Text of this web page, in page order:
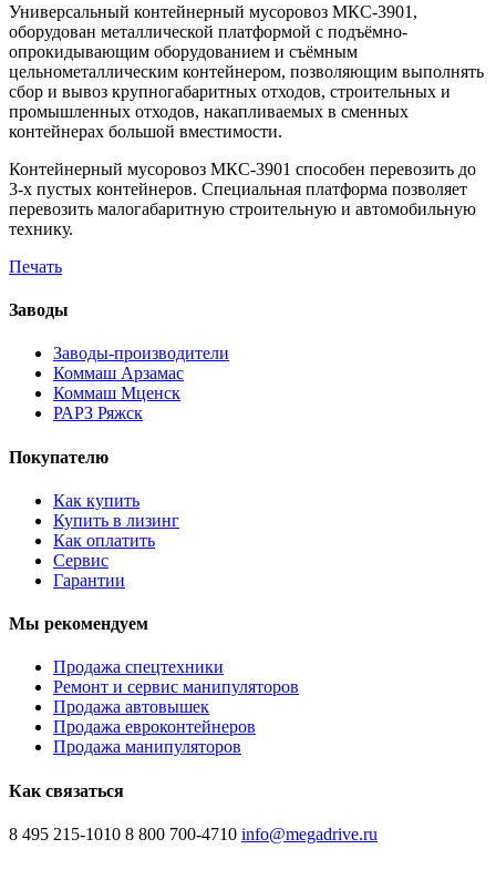
Универсальный контейнерный мусоровоз МКС-3901,
оборудован металлической платформой с подъёмно-
опрокидывающим оборудованием и съёмным
цельнометаллическим контейнером, позволяющим выполнять
сбор и вывоз крупногабаритных отходов, строительных и
промышленных отходов, накапливаемых в сменных
контейнерах большой вместимости.
Контейнерный мусоровоз МКС-3901 способен перевозить до
3-х пустых контейнеров. Специальная платформа позволяет
перевозить малогабаритную строительную и автомобильную
технику.
Печать
Заводы
Заводы-производители
Коммаш Арзамас
Коммаш Мценск
РАРЗ Ряжск
Покупателю
Как купить
Купить в лизинг
Как оплатить
Сервис
Гарантии
Мы рекомендуем
Продажа спецтехники
Ремонт и сервис манипуляторов
Продажа автовышек
Продажа евроконтейнеров
Продажа манипуляторов
Как связаться
8 495 215-1010 8 800 700-4710 info@megadrive.ru